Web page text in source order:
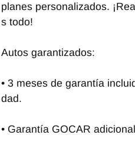
planes personalizados.
s todo!
Autos garantizados:
• 3 meses de garantía
dad.
• Garantía GOCAR